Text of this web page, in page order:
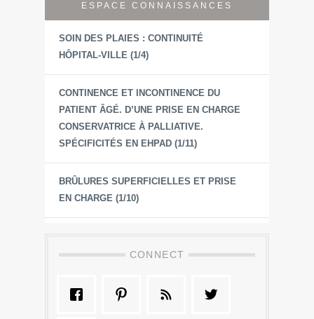
ESPACE CONNAISSANCES
SOIN DES PLAIES : CONTINUITÉ
HÔPITAL-VILLE (1/4)
CONTINENCE ET INCONTINENCE DU
PATIENT ÂGÉ. D’UNE PRISE EN CHARGE
CONSERVATRICE À PALLIATIVE.
SPÉCIFICITÉS EN EHPAD (1/11)
BRÛLURES SUPERFICIELLES ET PRISE
EN CHARGE (1/10)
CONNECT